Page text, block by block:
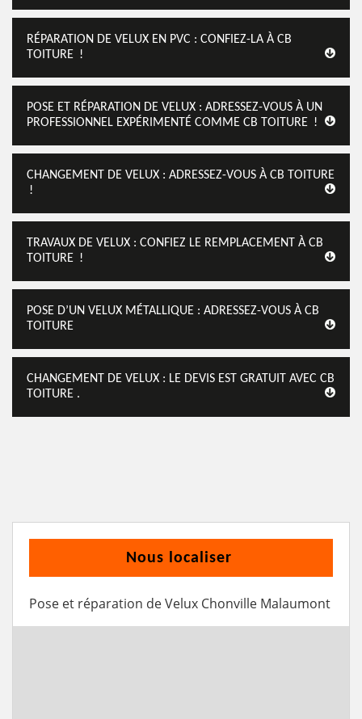
RÉPARATION DE VELUX EN PVC : CONFIEZ-LA À CB
TOITURE !
POSE ET RÉPARATION DE VELUX : ADRESSEZ-VOUS À UN
PROFESSIONNEL EXPÉRIMENTÉ COMME CB TOITURE !
CHANGEMENT DE VELUX : ADRESSEZ-VOUS À CB TOITURE
!
TRAVAUX DE VELUX : CONFIEZ LE REMPLACEMENT À CB
TOITURE !
POSE D’UN VELUX MÉTALLIQUE : ADRESSEZ-VOUS À CB
TOITURE
CHANGEMENT DE VELUX : LE DEVIS EST GRATUIT AVEC CB
TOITURE .
Nous localiser
Pose et réparation de Velux Chonville Malaumont